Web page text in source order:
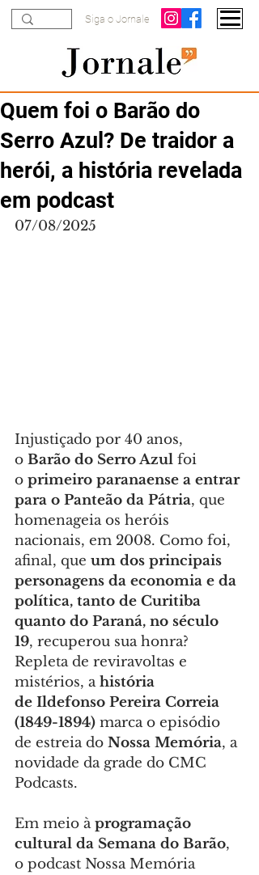
Siga o Jornale
Quem foi o Barão do
Serro Azul? De traidor a
herói, a história revelada
em podcast
07/08/2025
Injustiçado por 40 anos,
o Barão do Serro Azul foi
o primeiro paranaense a entrar
para o Panteão da Pátria, que
homenageia os heróis
nacionais, em 2008. Como foi,
afinal, que um dos principais
personagens da economia e da
política, tanto de Curitiba
quanto do Paraná, no século
19, recuperou sua honra?
Repleta de reviravoltas e
mistérios, a história
de Ildefonso Pereira Correia
(1849-1894) marca o episódio
de estreia do Nossa Memória, a
novidade da grade do CMC
Podcasts.
Em meio à programação
cultural da Semana do Barão,
o podcast Nossa Memória